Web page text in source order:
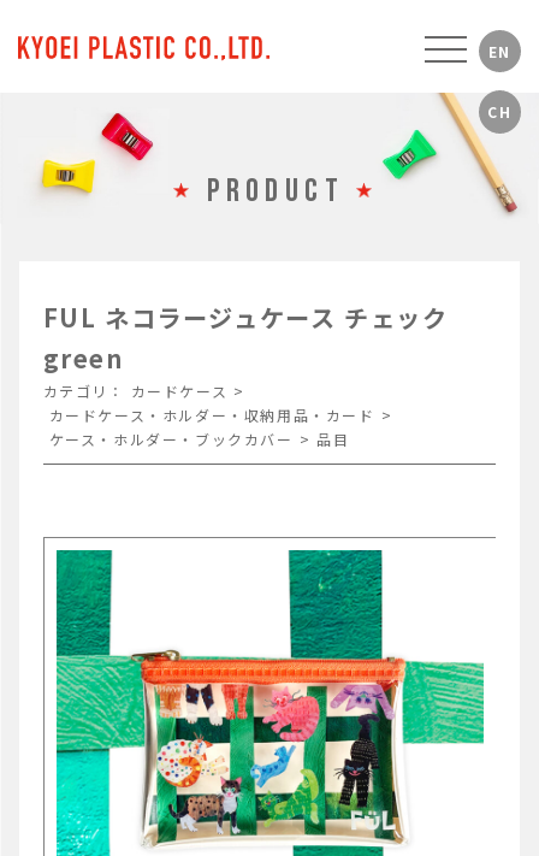
PRODUCT
FUL ネコラージュケース チェック
green
カテゴリ： カードケース >
カードケース・ホルダー・収納用品・カード >
ケース・ホルダー・ブックカバー > 品目